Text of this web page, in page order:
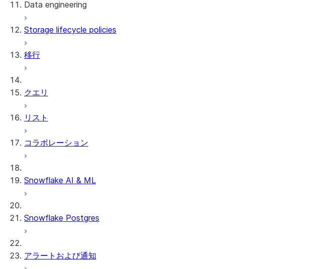
Snowflake Openflow
Apache Iceberg™
Data engineering
データのロード
DCM Projects
Snowflakeでのdbtプロジェクト
Storage lifecycle policies
移行
クエリ
リスト
コラボレーション
Snowflake AI & ML
Snowflake Postgres
アラートおよび通知